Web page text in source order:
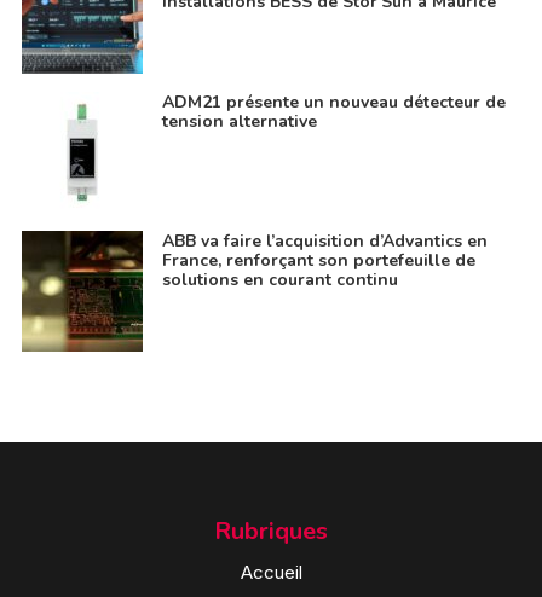
ADM21 présente un nouveau détecteur de
tension alternative
ABB va faire l’acquisition d’Advantics en
France, renforçant son portefeuille de
solutions en courant continu
Rubriques
Accueil